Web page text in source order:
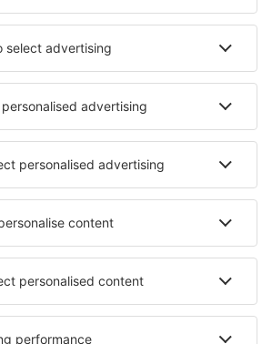
Hotels in Ron
Hotels in Sestao
Hotels in Gams Hotels in Kolocep
Hotels in Jabugo